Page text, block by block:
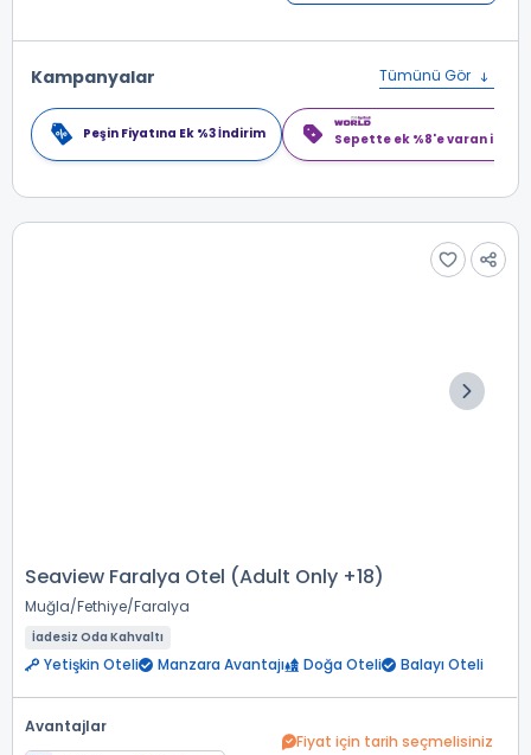
Kampanyalar Tümünü Gör
Peşin Fiyatına Ek %3 İndirim Sepette ek %8'e varan
Seaview Faralya Otel (Adult Only +18)
Muğla Fethiye Faralya
İadesiz Oda Kahvaltı
Yetişkin Oteli Manzara Avantajı Doğa Oteli Balayı Oteli
Avantajlar
Fiyat için tarih seçmelisiniz